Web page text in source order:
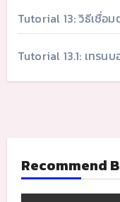
Tutorial 13: วิธีเชื่อ
Tutorial 13.1: เทรน
Recommend